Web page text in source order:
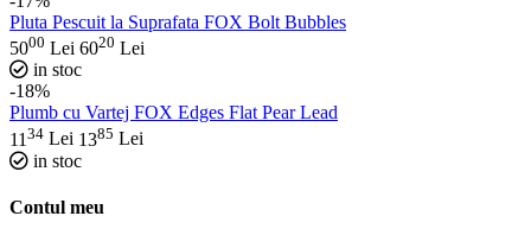
Pluta Pescuit la Suprafata FOX Bolt Bubbles
5000 Lei 6020 Lei
in stoc
-18%
Plumb cu Vartej FOX Edges Flat Pear Lead
11 34 Lei 1385 Lei
in stoc
Contul meu